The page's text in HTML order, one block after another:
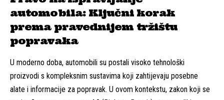
automobila: Ključni korak
prema pravednijem tržištu
popravaka
U moderno doba, automobili su postali visoko tehnološki
proizvodi s kompleksnim sustavima koji zahtijevaju posebne
alate i informacije za popravak. U ovom kontekstu, zakon koji se